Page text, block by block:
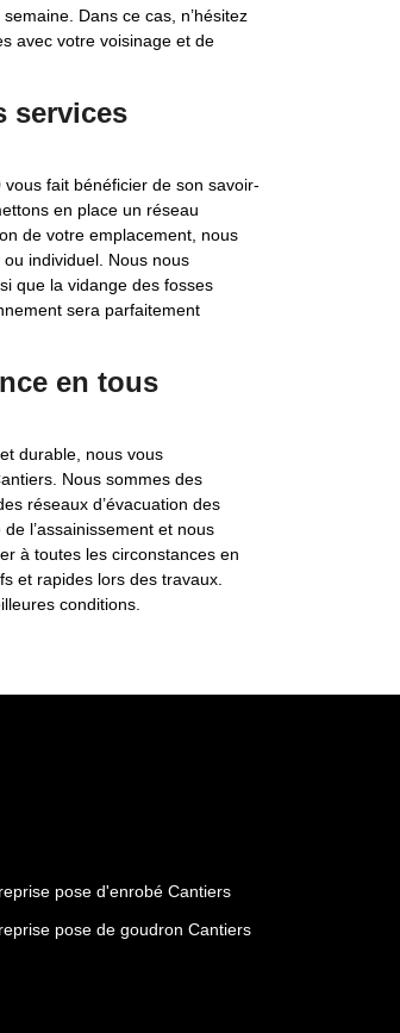
Dans ce cas, n’hésitez
avec votre voisinage et de
services
fait bénéficier de son savoir-
en place un réseau
de votre emplacement, nous
individuel. Nous nous
que la vidange des fosses
sera parfaitement
en tous
durable, nous vous
Nous sommes des
réseaux d’évacuation des
l’assainissement et nous
à toutes les circonstances en
et rapides lors des travaux.
conditions.
pose d'enrobé Cantiers
pose de goudron Cantiers